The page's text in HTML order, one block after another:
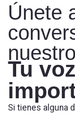
Únete
Tu
Si tienes alguna